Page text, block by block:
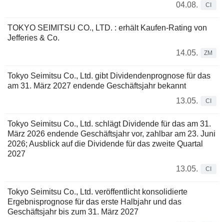
04.08.
CI
TOKYO SEIMITSU CO., LTD. : erhält Kaufen-Rating von
Jefferies & Co.
14.05.
ZM
Tokyo Seimitsu Co., Ltd. gibt Dividendenprognose für das
am 31. März 2027 endende Geschäftsjahr bekannt
13.05.
CI
Tokyo Seimitsu Co., Ltd. schlägt Dividende für das am 31.
März 2026 endende Geschäftsjahr vor, zahlbar am 23. Juni
2026; Ausblick auf die Dividende für das zweite Quartal
2027
13.05.
CI
Tokyo Seimitsu Co., Ltd. veröffentlicht konsolidierte
Ergebnisprognose für das erste Halbjahr und das
Geschäftsjahr bis zum 31. März 2027